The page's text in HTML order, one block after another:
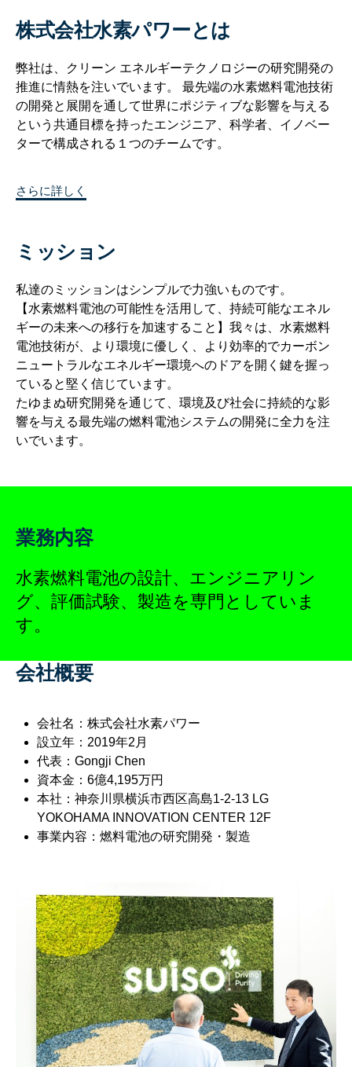
株式会社水素パワーとは
弊社は、クリーン エネルギーテクノロジーの研究開発の
推進に情熱を注いでいます。 最先端の水素燃料電池技術
の開発と展開を通して世界にポジティブな影響を与える
という共通目標を持ったエンジニア、科学者、イノベー
ターで構成される１つのチームです。
さらに詳しく
ミッション
私達のミッションはシンプルで力強いものです。
【水素燃料電池の可能性を活用して、持続可能なエネル
ギーの未来への移行を加速すること】我々は、水素燃料
電池技術が、より環境に優しく、より効率的でカーボン
ニュートラルなエネルギー環境へのドアを開く鍵を握っ
ていると堅く信じています。
たゆまぬ研究開発を通じて、環境及び社会に持続的な影
響を与える最先端の燃料電池システムの開発に全力を注
いでいます。
業務内容
水素燃料電池の設計、エンジニアリン
グ、評価試験、製造を専門としていま
す。
会社概要
会社名：株式会社水素パワー
設立年：2019年2月
代表：Gongji Chen
資本金：6億4,195万円
本社：神奈川県横浜市西区高島1-2-13 LG
YOKOHAMA INNOVATION CENTER 12F
事業内容：燃料電池の研究開発・製造